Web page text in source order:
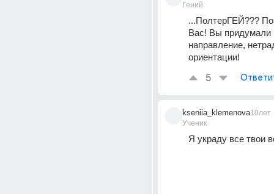
Гений
...ПолтерГЕЙ???
Вас! Вы придумали
направление,
ориентации!
5
kseniia_klemenova
Ученик
10лет
Я украду все твои